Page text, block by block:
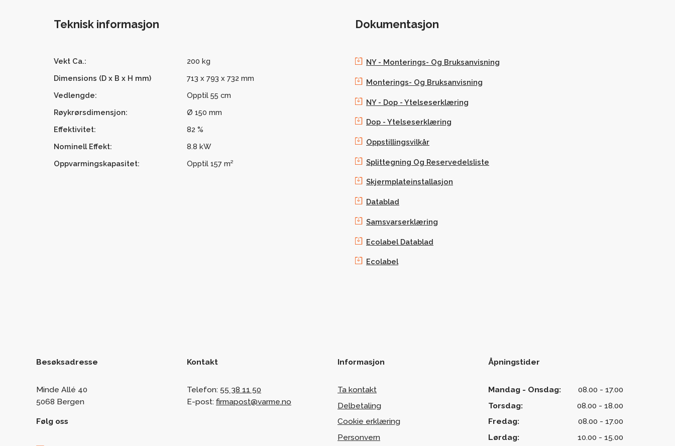
Teknisk informasjon
Vekt Ca.: 200 kg
Dimensions (D x B x H mm) 713 x 793 x 732 mm
Vedlengde: Opptil 55 cm
Røykrørsdimensjon: Ø 150 mm
Effektivitet: 82 %
Nominell Effekt: 8.8 kW
Oppvarmingskapasitet: Opptil 157 m²
Dokumentasjon
NY - Monterings- Og Bruksanvisning
Monterings- Og Bruksanvisning
NY - Dop - Ytelseserklæring
Dop - Ytelseserklæring
Oppstillingsvilkår
Splittegning Og Reservedelsliste
Skjermplateinstallasjon
Datablad
Samsvarserklæring
Ecolabel Datablad
Ecolabel
Besøksadresse
Minde Allé 40
5068 Bergen
Følg oss
Kontakt
Telefon: 55 38 11 50
E-post: firmapost@varme.no
Informasjon
Ta kontakt
Delbetaling
Cookie erklæring
Personvern
Åpningstider
Mandag - Onsdag:
08.00 - 17.00
Torsdag:
08.00 - 18.00
Fredag:
08.00 - 17.00
Lørdag:
10.00 - 15.00